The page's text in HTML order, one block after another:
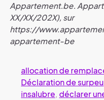
Appartement.be.
XX/XX/202X), sur
https://
appartement-be
allocation de
Déclaration de
insalubre,déclarer